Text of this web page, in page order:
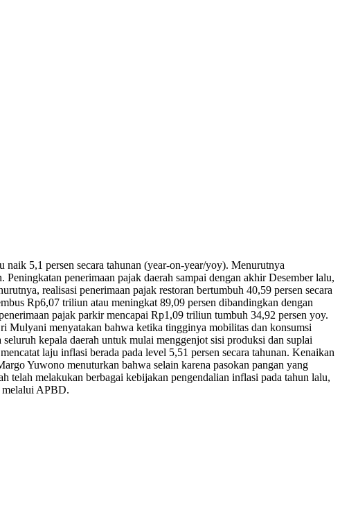
5,1 persen secara tahunan (year-on-year/yoy). Menurutnya
penerimaan pajak daerah sampai dengan akhir Desember lalu,
realisasi penerimaan pajak restoran bertumbuh 40,59 persen secara
Rp6,07 triliun atau meningkat 89,09 persen dibandingkan dengan
pajak parkir mencapai Rp1,09 triliun tumbuh 34,92 persen yoy.
Mulyani menyatakan bahwa ketika tingginya mobilitas dan konsumsi
kepala daerah untuk mulai menggenjot sisi produksi dan suplai
laju inflasi berada pada level 5,51 persen secara tahunan. Kenaikan
Yuwono menuturkan bahwa selain karena pasokan pangan yang
telah melakukan berbagai kebijakan pengendalian inflasi pada tahun lalu,
melalui APBD.